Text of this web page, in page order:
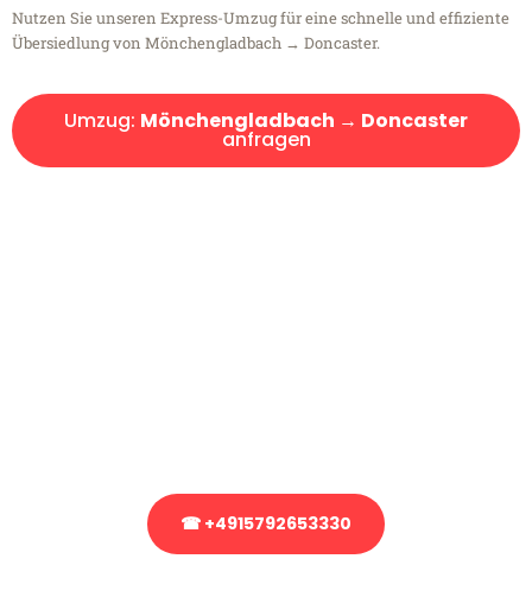
Nutzen Sie unseren Express-Umzug für eine schnelle und effiziente
Übersiedlung von Mönchengladbach → Doncaster.
Umzug: Mönchengladbach → Doncaster
anfragen
☎ +4915792653330